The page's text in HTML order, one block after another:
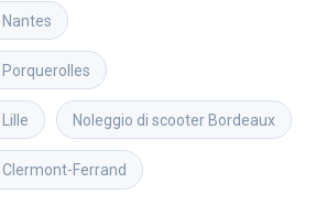
Nantes
Porquerolles
Lille Noleggio di scooter Bordeaux
Clermont-Ferrand